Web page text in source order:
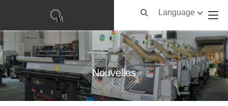
Language
Nouvelles